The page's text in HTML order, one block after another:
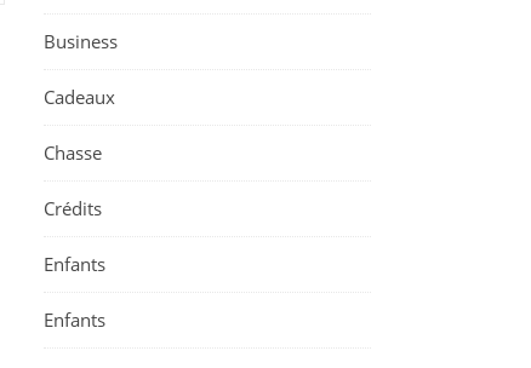
Business
Cadeaux
Chasse
Crédits
Enfants
Enfants